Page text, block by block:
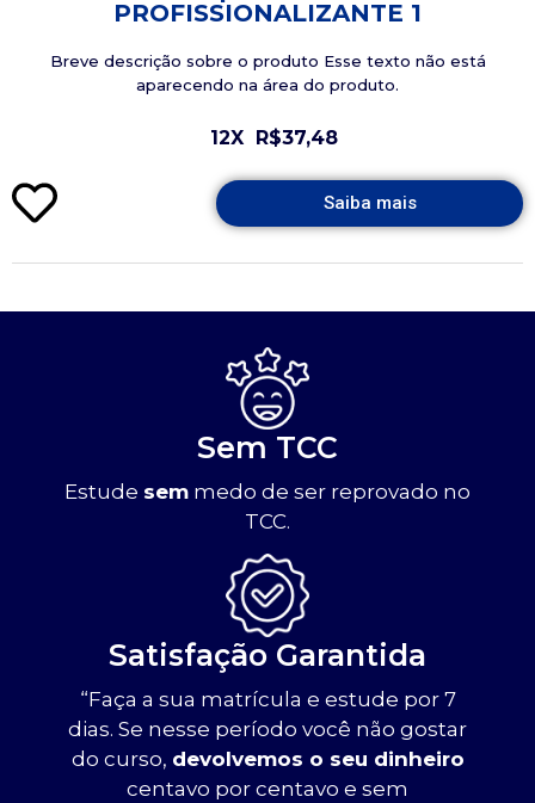
PROFISSIONALIZANTE 1
Breve descrição sobre o produto Esse texto não está
aparecendo na área do produto.
12X R$37,48
Saiba mais
Sem TCC
Estude sem medo de ser reprovado no
TCC.
Satisfação Garantida
“Faça a sua matrícula e estude por 7
dias. Se nesse período você não gostar
do curso, devolvemos o seu dinheiro
centavo por centavo e sem